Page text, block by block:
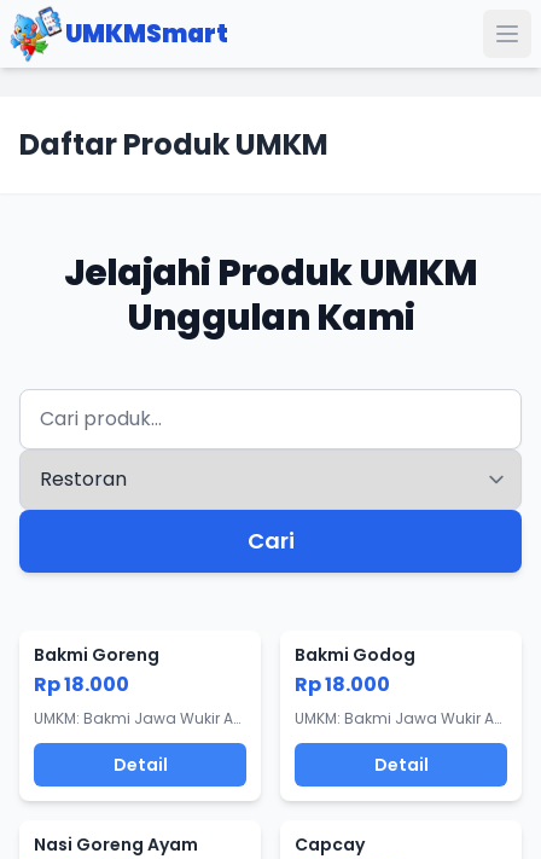
UMKMSmart
Daftar Produk UMKM
Jelajahi Produk UMKM
Unggulan Kami
Cari
Bakmi Goreng
Rp 18.000
UMKM: Bakmi Jawa Wukir Asri
Detail
Bakmi Godog
Rp 18.000
UMKM: Bakmi Jawa Wukir Asri
Detail
Nasi Goreng Ayam Capcay